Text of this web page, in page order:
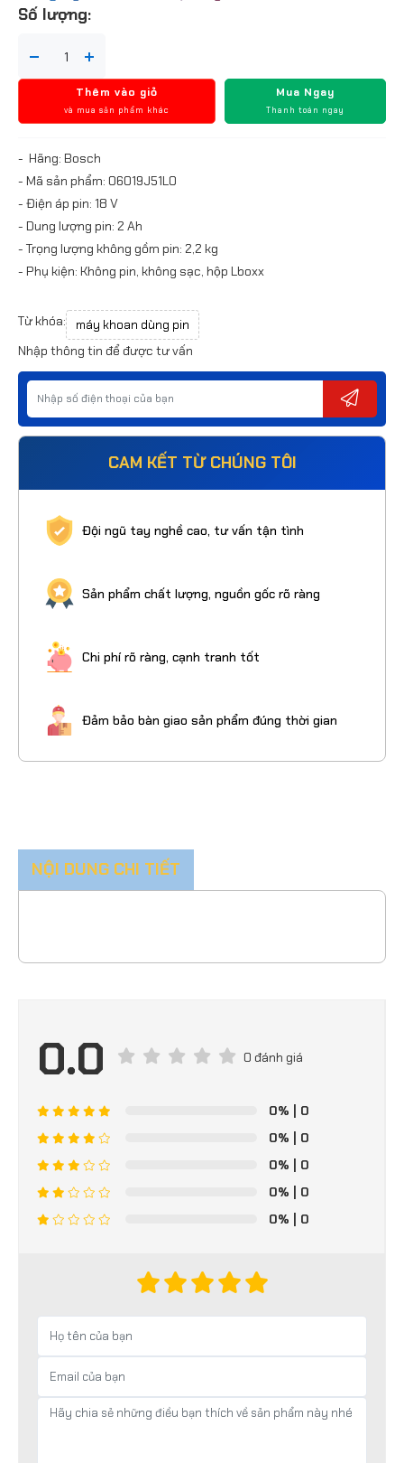
Số lượng:
Thêm vào giỏ
và mua sản phẩm khác
Mua Ngay
Thanh toán ngay
- Hãng: Bosch
- Mã sản phẩm: 06019J51L0
- Điện áp pin: 18 V
- Dung lượng pin: 2 Ah
- Trọng lượng không gồm pin: 2,2 kg
- Phụ kiện: Không pin, không sạc, hộp Lboxx
Từ khóa: máy khoan dùng pin
Nhập thông tin để được tư vấn
CAM KẾT TỪ CHÚNG TÔI
Đội ngũ tay nghề cao, tư vấn tận tình
Sản phẩm chất lượng, nguồn gốc rõ ràng
Chi phí rõ ràng, cạnh tranh tốt
Đảm bảo bàn giao sản phẩm đúng thời gian
NỘI DUNG CHI TIẾT
0.0 0 đánh giá
0% | 0
0% | 0
0% | 0
0% | 0
0% | 0